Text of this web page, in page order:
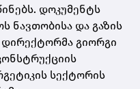
დოკუმენტს
ნავთობისა და გაზის
დირექტორმა გიორგი
სექტორის